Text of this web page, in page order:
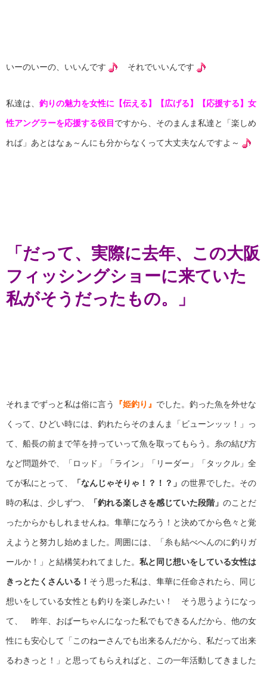
いーのいーの、いいんです それでいいんです
私達は、 釣りの魅力を女性に【伝える】【広げる】【応援する】女
性アングラーを応援する役目 ですから、そのまんま私達と「楽しめ
れば」あとはなぁ～んにも分からなくって大丈夫なんですよ～
「だって、実際に去年、この大阪
フィッシングショーに来ていた
私がそうだったもの。」
それまでずっと私は俗に言う 『姫釣り』 でした。釣った魚を外せな
くって、ひどい時には、釣れたらそのまんま「ビューンッッ！」っ
て、船長の前まで竿を持っていって魚を取ってもらう。糸の結び方
など問題外で、「ロッド」「ライン」「リーダー」「タックル」全
てが私にとって、 「なんじゃそりゃ！？！？」 の世界でした。その
時の私は、少しずつ、 「釣れる楽しさを感じていた段階」 のことだ
ったからかもしれませんね。隼華になろう！と決めてから色々と覚
えようと努力し始めました。周囲には、「糸も結べへんのに釣りガ
ールか！」と結構笑われてました。 私と同じ想いをしている女性は
きっとたくさんいる！ そう思った私は、隼華に任命されたら、同じ
想いをしている女性とも釣りを楽しみたい！ そう思うようになっ
て、 昨年、おばーちゃんになった私でもできるんだから、他の女
性にも安心して「このねーさんでも出来るんだから、私だって出来
るわきっと！」と思ってもらえればと、この一年活動してきました